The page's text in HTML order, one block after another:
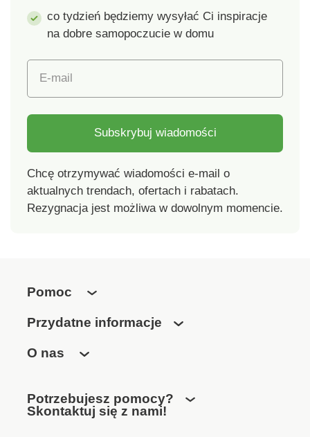
co tydzień będziemy wysyłać Ci inspiracje
na dobre samopoczucie w domu
E-mail
Subskrybuj wiadomości
Chcę otrzymywać wiadomości e-mail o
aktualnych trendach, ofertach i rabatach.
Rezygnacja jest możliwa w dowolnym momencie.
Pomoc
Przydatne informacje
O nas
Potrzebujesz pomocy?
Skontaktuj się z nami!